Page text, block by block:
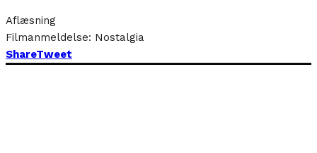
Aflæsning
Filmanmeldelse: Nostalgia
ShareTweet